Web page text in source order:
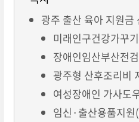
광주 출산 육아 지원금
미래인구건강가꾸기
장애인임산부산전
광주형 산후조리비
여성장애인 가사도
임신·출산용품지